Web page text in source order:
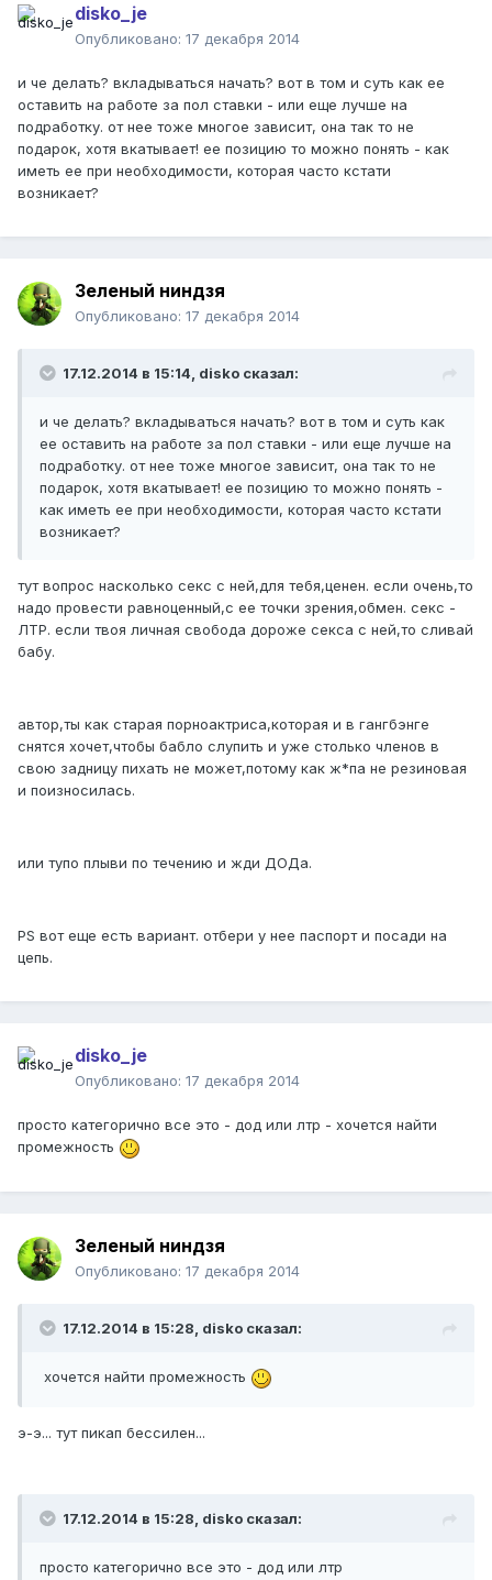
disko_je
Опубликовано: 17 декабря 2014
и че делать? вкладываться начать? вот в том и суть как ее
оставить на работе за пол ставки - или еще лучше на
подработку. от нее тоже многое зависит, она так то не
подарок, хотя вкатывает! ее позицию то можно понять - как
иметь ее при необходимости, которая часто кстати
возникает?
Зеленый ниндзя
Опубликовано: 17 декабря 2014
17.12.2014 в 15:14, disko сказал:
и че делать? вкладываться начать? вот в том и суть как
ее оставить на работе за пол ставки - или еще лучше на
подработку. от нее тоже многое зависит, она так то не
подарок, хотя вкатывает! ее позицию то можно понять -
как иметь ее при необходимости, которая часто кстати
возникает?
тут вопрос насколько секс с ней,для тебя,ценен. если очень,то
надо провести равноценный,с ее точки зрения,обмен. секс -
ЛТР. если твоя личная свобода дороже секса с ней,то сливай
бабу.
автор,ты как старая порноактриса,которая и в гангбэнге
снятся хочет,чтобы бабло слупить и уже столько членов в
свою задницу пихать не может,потому как ж*па не резиновая
и поизносилась.
или тупо плыви по течению и жди ДОДа.
PS вот еще есть вариант. отбери у нее паспорт и посади на
цепь.
disko_je
Опубликовано: 17 декабря 2014
просто категорично все это - дод или лтр - хочется найти
промежность
Зеленый ниндзя
Опубликовано: 17 декабря 2014
17.12.2014 в 15:28, disko сказал:
хочется найти промежность
э-э... тут пикап бессилен...
17.12.2014 в 15:28, disko сказал:
просто категорично все это - дод или лтр